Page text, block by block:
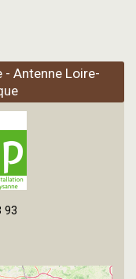
- Antenne Loire-
93